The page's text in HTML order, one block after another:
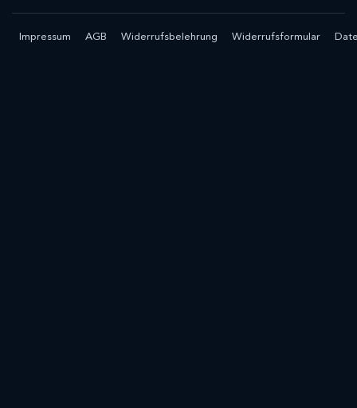
Impressum AGB Widerrufsbelehrung Widerrufsformular